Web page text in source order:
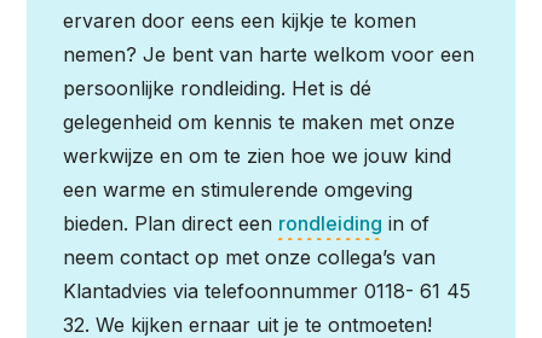
ervaren door eens een kijkje te komen
nemen? Je bent van harte welkom voor een
persoonlijke rondleiding. Het is dé
gelegenheid om kennis te maken met onze
werkwijze en om te zien hoe we jouw kind
een warme en stimulerende omgeving
bieden. Plan direct een rondleiding in of
neem contact op met onze collega’s van
Klantadvies via telefoonnummer 0118- 61 45
32. We kijken ernaar uit je te ontmoeten!